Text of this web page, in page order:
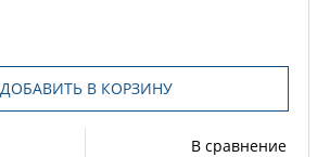
ДОБАВИТЬ В КОРЗИНУ
В сравнение